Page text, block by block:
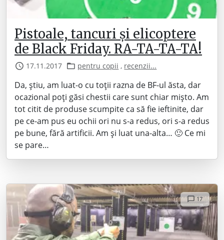
Pistoale, tancuri și elicoptere
de Black Friday. RA-TA-TA-TA!
17.11.2017 pentru copii , recenzii...
Da, știu, am luat-o cu toții razna de BF-ul ăsta, dar
ocazional poți găsi chestii care sunt chiar mișto. Am
tot citit de produse scumpite ca să fie ieftinite, dar
pe ce-am pus eu ochii ori nu s-a redus, ori s-a redus
pe bune, fără artificii. Am și luat una-alta… 🙂 Ce mi
se pare…
17